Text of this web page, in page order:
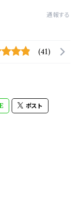
通報する
(41)
ポスト